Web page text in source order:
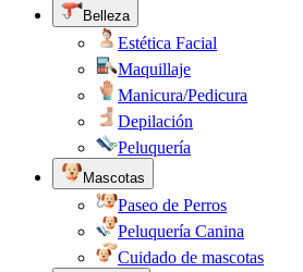
Belleza
Estética Facial
Maquillaje
Manicura/Pedicura
Depilación
Peluquería
Mascotas
Paseo de Perros
Peluquería Canina
Cuidado de mascotas